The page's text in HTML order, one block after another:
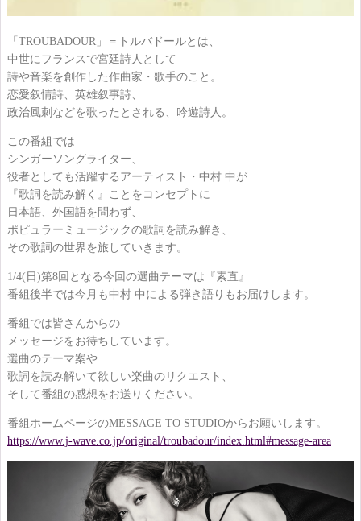
「TROUBADOUR」＝トルバドールとは、
中世にフランスで宮廷詩人として
詩や音楽を創作した作曲家・歌手のこと。
恋愛叙情詩、英雄叙事詩、
政治風刺などを歌ったとされる、吟遊詩人。
この番組では
シンガーソングライター、
役者としても活躍するアーティスト・中村 中が
『歌詞を読み解く』ことをコンセプトに
日本語、外国語を問わず、
ポピュラーミュージックの歌詞を読み解き、
その歌詞の世界を旅していきます。
1/4(日)第8回となる今回の選曲テーマは『素直』
番組後半では今月も中村 中による弾き語りもお届けします。
番組では皆さんからの
メッセージをお待ちしています。
選曲のテーマ案や
歌詞を読み解いて欲しい楽曲のリクエスト、
そして番組の感想をお送りください。
番組ホームページのMESSAGE TO STUDIOからお願いします。
https://www.j-wave.co.jp/original/troubadour/index.html#message-area